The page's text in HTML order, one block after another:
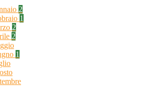
2
1
2
2
1